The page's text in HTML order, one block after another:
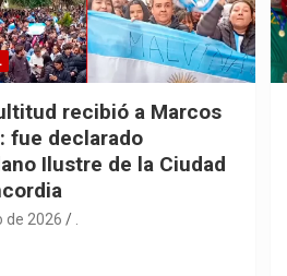
recibió a Marcos
fue declarado
Ilustre de la Ciudad
de 2026